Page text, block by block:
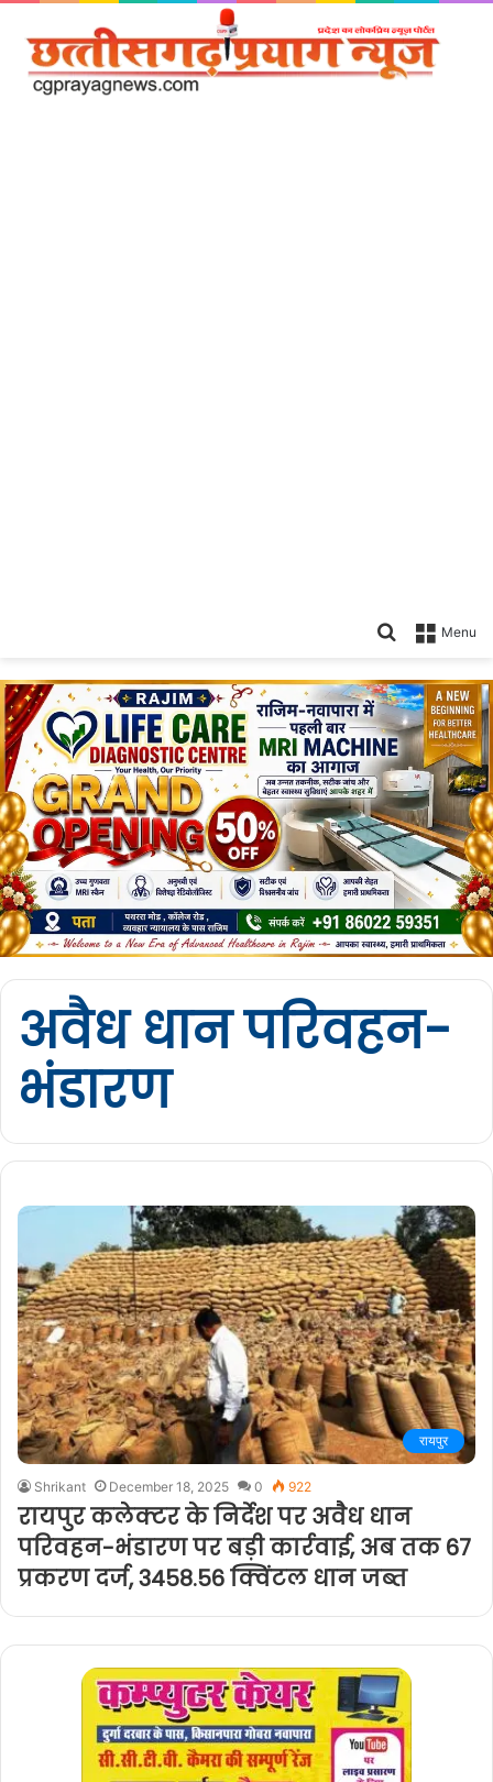
Menu
Search
अवैध धान परिवहन-
भंडारण
रायपुर
Shrikant December 18, 2025 0 922
रायपुर कलेक्टर के निर्देश पर अवैध धान
परिवहन-भंडारण पर बड़ी कार्रवाई, अब तक 67
प्रकरण दर्ज, 3458.56 क्विंटल धान जब्त